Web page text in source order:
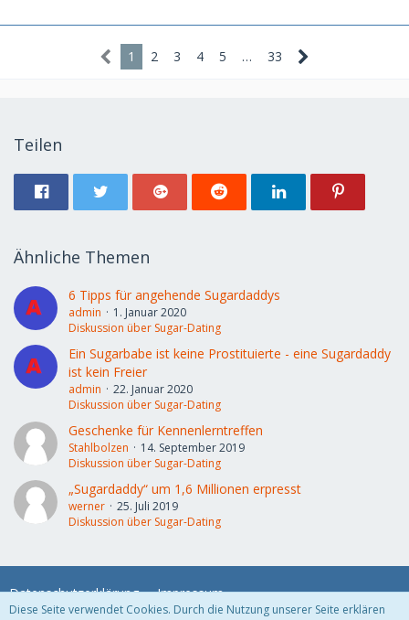
1 2 3 4 5 … 33
Teilen
Ähnliche Themen
6 Tipps für angehende Sugardaddys
admin
1. Januar 2020
Diskussion über Sugar-Dating
Ein Sugarbabe ist keine Prostituierte - eine Sugardaddy
ist kein Freier
admin
22. Januar 2020
Diskussion über Sugar-Dating
Geschenke für Kennenlerntreffen
Stahlbolzen
14. September 2019
Diskussion über Sugar-Dating
„Sugardaddy“ um 1,6 Millionen erpresst
werner
25. Juli 2019
Diskussion über Sugar-Dating
Datenschutzerklärung Impressum
Diese Seite verwendet Cookies. Durch die Nutzung unserer Seite erklären